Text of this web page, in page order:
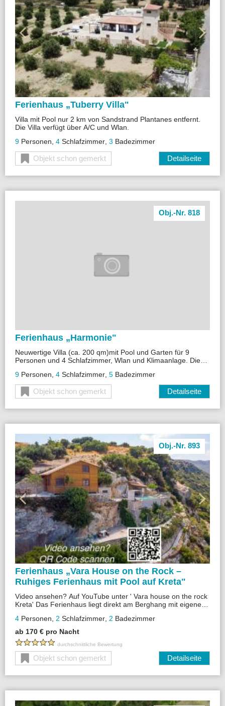
Ferienhaus „Tuberry Villa"
Villa mit Pool nur 2 km von Sandstrand Plantanes entfernt.
Die Villa verfügt über A/C und Wlan.
9 Personen, 4 Schlafzimmer, 3 Badezimmer
Objekt schon gemerkt Detailseite
Ferienhaus „Harmonie"
Obj.-Nr. 818
Neuwertige Villa (ca. 200 qm)mit Pool und Garten für 9
Personen und 4 Schlafzimmer, Wlan und Klimaanlage. Die
Plantanes sind es ca. 2,5 km, nach Rethymnon Zentrum ca.
3 km
9 Personen, 4 Schlafzimmer, 5 Badezimmer
Objekt schon gemerkt Detailseite
Ferienhaus „Vara House on the Rock –
Ruhiges Ferienhaus mit Pool auf Kreta"
Obj.-Nr. 893
Video ansehen? Auf YouTube unter ' Vara house on the rock
Kreta' Das Ferienhaus liegt direkt am Berghang mit eigenen
4 Personen 2 Schlafzimmer 2 Badezimmer
ab 170 € pro Nacht
durchschnittliche Bewertung
Objekt schon gemerkt Detailseite